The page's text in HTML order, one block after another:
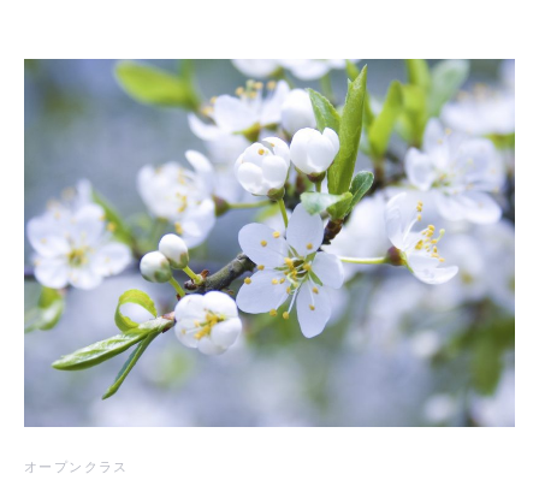
オープンクラス